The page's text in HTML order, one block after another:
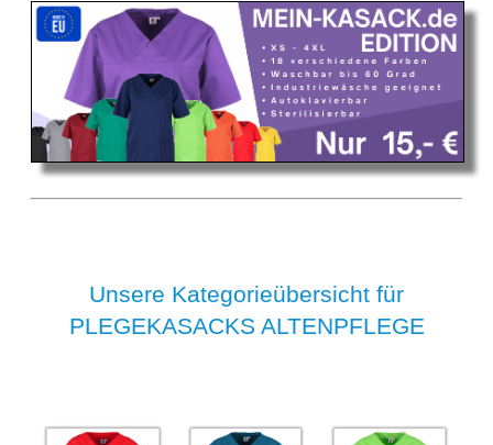
Unsere Kategorieübersicht für
PLEGEKASACKS ALTENPFLEGE